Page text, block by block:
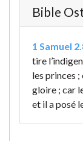
Bible
1 Samuel
tire
les princes
gloire ; car
et il a posé